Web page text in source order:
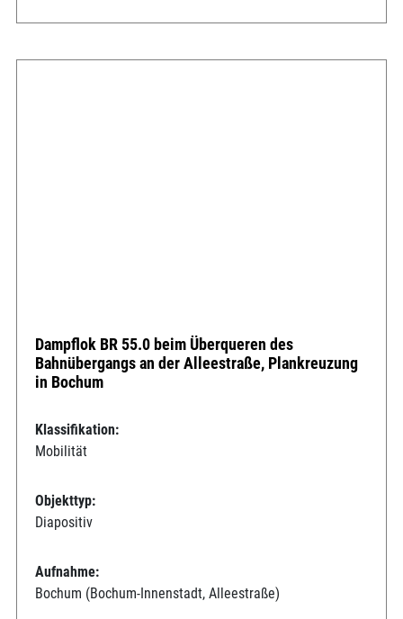
Dampflok BR 55.0 beim Überqueren des
Bahnübergangs an der Alleestraße, Plankreuzung
in Bochum
Klassifikation:
Mobilität
Objekttyp:
Diapositiv
Aufnahme:
Bochum (Bochum-Innenstadt, Alleestraße)